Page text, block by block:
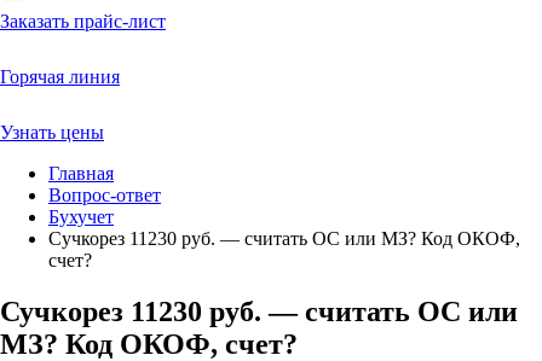
Заказать прайс-лист
Горячая линия
Узнать цены
Главная
Вопрос-ответ
Бухучет
Сучкорез 11230 руб. — считать ОС или МЗ? Код ОКОФ,
счет?
Сучкорез 11230 руб. — считать ОС или
МЗ? Код ОКОФ, счет?